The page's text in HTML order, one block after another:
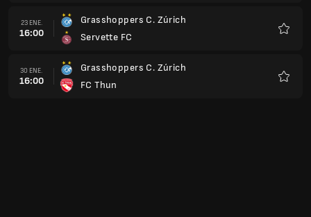
23 ENE.
16:00
Grasshoppers C. Zúrich
Servette FC
30 ENE.
16:00
Grasshoppers C. Zúrich
FC Thun